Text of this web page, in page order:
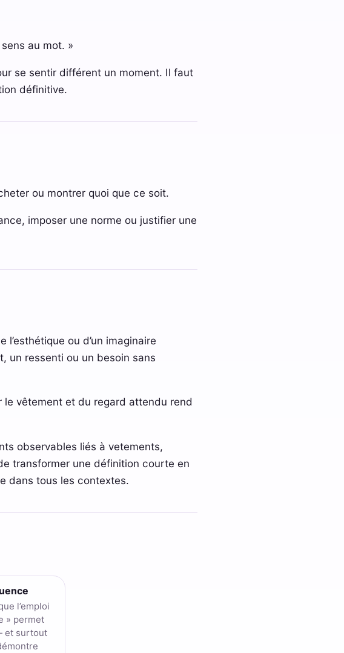
au mot. »
se sentir différent un moment. Il faut
définitive.
ou montrer quoi que ce soit.
imposer une norme ou justifier une
ou d’un imaginaire
un ressenti ou un besoin sans
vêtement et du regard attendu rend
observables liés à vetements,
transformer une définition courte en
dans tous les contextes.
l’emploi
» permet
et surtout